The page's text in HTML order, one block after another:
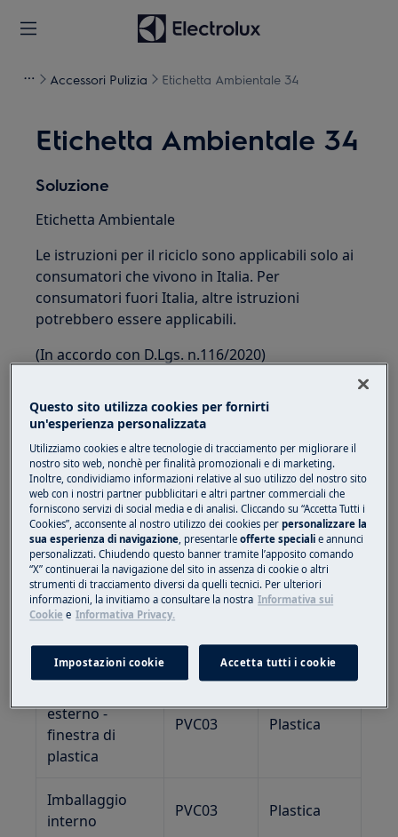
Accessori Pulizia Etichetta Ambientale 34
Etichetta Ambientale 34
Soluzione
Etichetta Ambientale
Le istruzioni per il riciclo sono applicabili solo ai
consumatori che vivono in Italia. Per
consumatori fuori Italia, altre istruzioni
potrebbero essere applicabili.
(In accordo con D.Lgs. n.116/2020)
Tipologia di
imballaggio
Codice
Materiale
(da
Decisione
97/129/CE)
per la
Raccolta (*)
Imballo
esterno
prodotto (**)
PAP 20 Carta
Imballo
esterno
esterno -
finestra di
plastica
PVC03 Plastica
Imballaggio
interno
PVC03 Plastica
Questo sito utilizza cookies per fornirti
un'esperienza personalizzata
Utilizziamo cookies e altre tecnologie di tracciamento per migliorare il
nostro sito web, nonchè per finalità promozionali e di marketing.
Inoltre, condividiamo informazioni relative al suo utilizzo del nostro sito
web con i nostri partner pubblicitari e altri partner commerciali che
forniscono servizi di social media e di analisi. Cliccando su “Accetta Tutti i
Cookies”, acconsente al nostro utilizzo dei cookies perpersonalizzare la
sua esperienza di navigazione, presentarleofferte speciali e annunci
personalizzati. Chiudendo questo banner tramite l’apposito comando
“X” continuerai la navigazione del sito in assenza di cookie o altri
strumenti di tracciamento diversi da quelli tecnici. Per ulteriori
informazioni, la invitiamo a consultare la nostra Informativa sui
Cookie e Informativa Privacy.
Impostazioni cookie Accetta tutti i cookie